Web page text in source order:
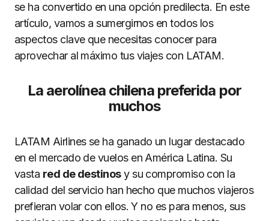
se ha convertido en una opción predilecta. En este
artículo, vamos a sumergirnos en todos los
aspectos clave que necesitas conocer para
aprovechar al máximo tus viajes con LATAM.
La aerolínea chilena preferida por
muchos
LATAM Airlines se ha ganado un lugar destacado
en el mercado de vuelos en América Latina. Su
vasta red de destinosy su compromiso con la
calidad del servicio han hecho que muchos viajeros
prefieran volar con ellos. Y no es para menos, sus